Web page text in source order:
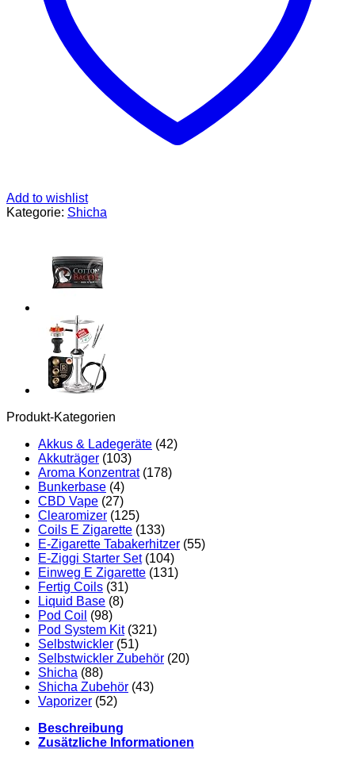
Schläuche,
Glasbase,
Molassefänger
Menge
Add to wishlist
Kategorie: Shicha
Produkt-Kategorien
Akkus & Ladegeräte (42)
Akkuträger (103)
Aroma Konzentrat (178)
Bunkerbase (4)
CBD Vape (27)
Clearomizer (125)
Coils E Zigarette (133)
E-Zigarette Tabakerhitzer (55)
E-Ziggi Starter Set (104)
Einweg E Zigarette (131)
Fertig Coils (31)
Liquid Base (8)
Pod Coil (98)
Pod System Kit (321)
Selbstwickler (51)
Selbstwickler Zubehör (20)
Shicha (88)
Shicha Zubehör (43)
Vaporizer (52)
Beschreibung
Zusätzliche Informationen